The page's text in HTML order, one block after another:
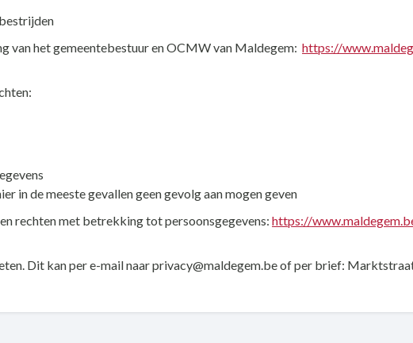
van het gemeentebestuur en OCMW van Maldegem: https://
in de meeste gevallen geen gevolg aan mogen geven
rechten met betrekking tot persoonsgegevens: https://
Dit kan per e-mail naar privacy@maldegem.be of per brief: